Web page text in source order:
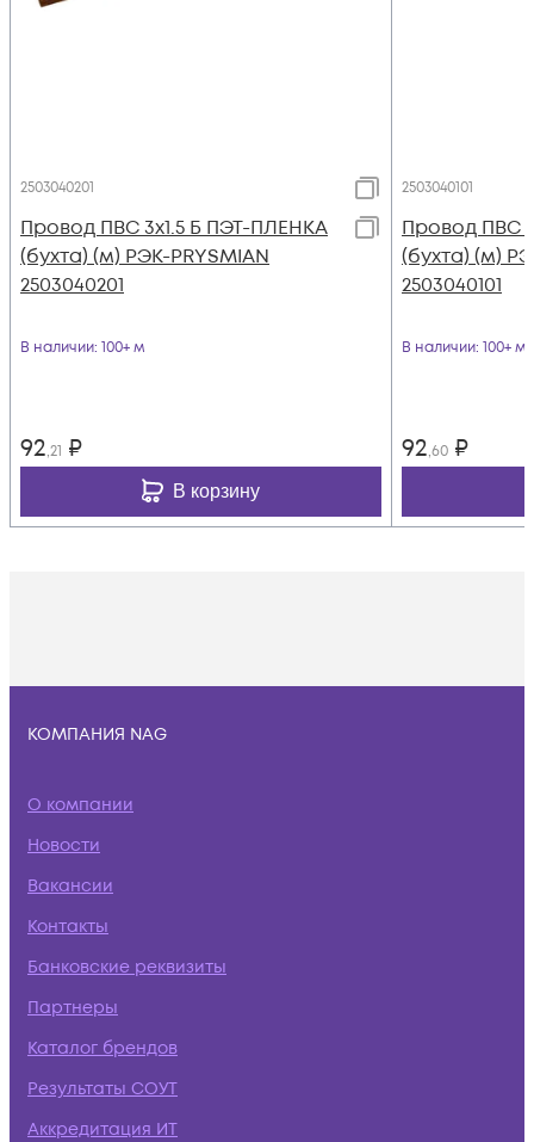
2503040201
Провод ПВС 3х1.5 Б ПЭТ-ПЛЕНКА
(бухта) (м) РЭК-PRYSMIAN
2503040201
В наличии: 100+ м
92,21 ₽
В корзину
2503040101
Провод ПВС
(бухта) (м)
2503040101
В наличии: 100+ м
92,60 ₽
КОМПАНИЯ NAG
О компании
Новости
Вакансии
Контакты
Банковские реквизиты
Партнеры
Каталог брендов
Результаты СОУТ
Аккредитация ИТ